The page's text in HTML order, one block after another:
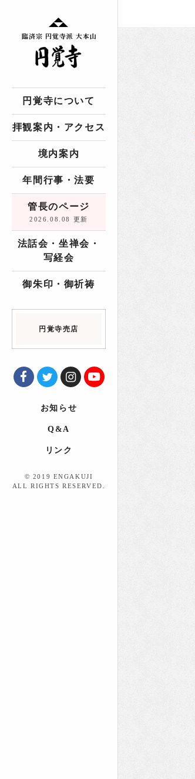
円覚寺について
拝観案内・アクセス
境内案内
年間行事・法要
管長のページ
2026.08.08 更新
法話会・坐禅会・
写経会
御朱印・御祈祷
円覚寺売店
お知らせ
Q&A
リンク
© 2019 ENGAKUJI
ALL RIGHTS RESERVED.